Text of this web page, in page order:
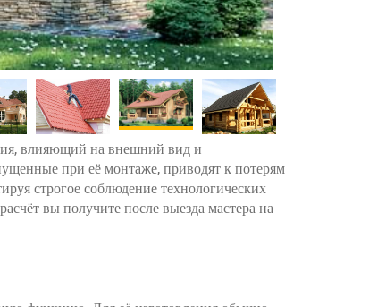
влияющий на внешний вид и
при её монтаже, приводят к потерям
строгое соблюдение технологических
вы получите после выезда мастера на